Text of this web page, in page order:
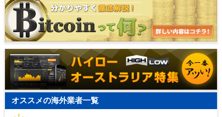
オススメの海外業者一覧